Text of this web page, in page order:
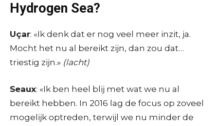
Hydrogen Sea?
Uçar: «Ik denk dat er nog veel meer inzit, ja.
Mocht het nu al bereikt zijn, dan zou dat…
triestig zijn.» (lacht)
Seaux: «Ik ben heel blij met wat we nu al
bereikt hebben. In 2016 lag de focus op zoveel
mogelijk optreden, terwijl we nu minder de